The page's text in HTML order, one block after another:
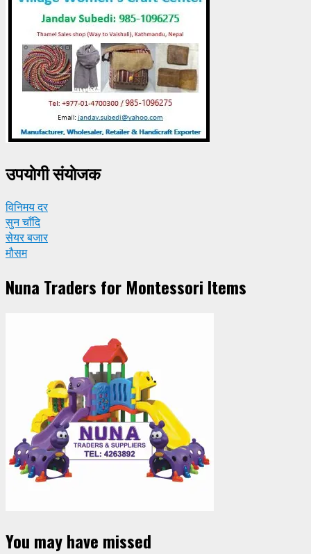
उपयाेगी संयाेजक
विनिमय दर
सुन चाँदि
सेयर बजार
मौसम
Nuna Traders for Montessori Items
You may have missed